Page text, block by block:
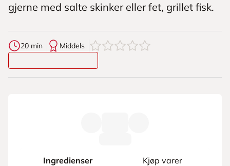
gjerne med salte skinker eller fet, grillet fisk.
20 min Middels 0av5stjerner
Ingredienser Kjøp varer